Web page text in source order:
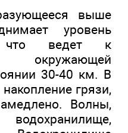
выше
уровень
что ведет к
окружающей
30-40 км. В
грязи,
Волны,